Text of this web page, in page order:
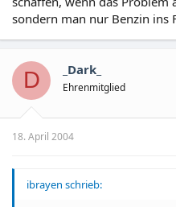
sondern man nur Benzin ins
D _Dark_
Ehrenmitglied
18. April 2004
ibrayen schrieb: